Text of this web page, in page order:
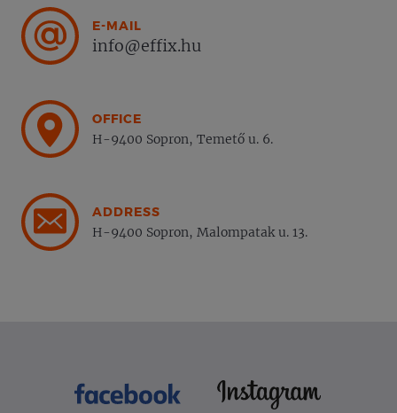
E-MAIL
info@effix.hu
OFFICE
H-9400 Sopron, Temető u. 6.
ADDRESS
H-9400 Sopron, Malompatak u. 13.